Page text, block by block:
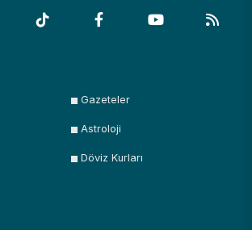
Gazeteler
Astroloji
Döviz Kurları